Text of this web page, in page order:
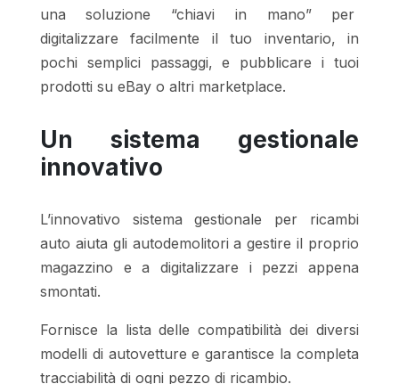
una soluzione “chiavi in mano” per
digitalizzare facilmente il tuo inventario, in
pochi semplici passaggi, e pubblicare i tuoi
prodotti su eBay o altri marketplace.
Un sistema gestionale
innovativo
L’innovativo sistema gestionale per ricambi
auto aiuta gli autodemolitori a gestire il proprio
magazzino e a digitalizzare i pezzi appena
smontati.
Fornisce la lista delle compatibilità dei diversi
modelli di autovetture e garantisce la completa
tracciabilità di ogni pezzo di ricambio.